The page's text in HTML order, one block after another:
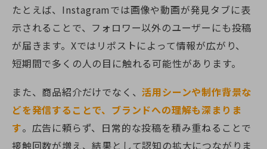
たとえば、Instagramでは画像や動画が発見タブに表
示されることで、フォロワー以外のユーザーにも投稿
が届きます。Xではリポストによって情報が広がり、
短期間で多くの人の目に触れる可能性があります。
また、商品紹介だけでなく、活用シーンや制作背景な
どを発信することで、ブランドへの理解も深まりま
す。広告に頼らず、日常的な投稿を積み重ねることで
接触回数が増え、結果として認知の拡大につながりま